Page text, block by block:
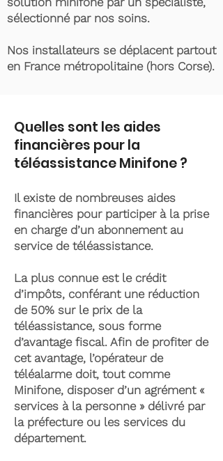
sélectionné par nos soins.
Nos installateurs se déplacent partout
en France métropolitaine (hors Corse).
Quelles sont les aides
financières pour la
téléassistance Minifone ?
Il existe de nombreuses aides
financières pour participer à la prise
en charge d’un abonnement au
service de téléassistance.
La plus connue est le crédit
d’impôts, conférant une réduction
de 50% sur le prix de la
téléassistance, sous forme
d’avantage fiscal. Afin de profiter de
cet avantage, l’opérateur de
téléalarme doit, tout comme
Minifone, disposer d’un agrément «
services à la personne » délivré par
la préfecture ou les services du
département.